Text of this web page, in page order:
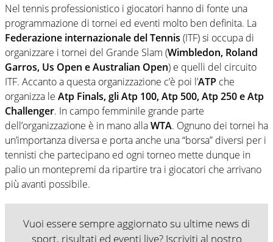
Nel tennis professionistico i giocatori hanno di fonte una
programmazione di tornei ed eventi molto ben definita. La
Federazione internazionale del Tennis (ITF) si occupa di
organizzare i tornei del Grande Slam (Wimbledon, Roland
Garros, Us Open e Australian Open) e quelli del circuito
ITF. Accanto a questa organizzazione c’è poi l’ATP che
organizza le Atp Finals, gli Atp 100, Atp 500, Atp 250 e Atp
Challenger. In campo femminile grande parte
dell’organizzazione è in mano allaWTA. Ognuno dei tornei ha
un’importanza diversa e porta anche una “borsa” diversi per i
tennisti che partecipano ed ogni torneo mette dunque in
palio un montepremi da ripartire tra i giocatori che arrivano
più avanti possibile.
Vuoi essere sempre aggiornato su ultime news di
sport, risultati ed eventi live? Iscriviti al nostro